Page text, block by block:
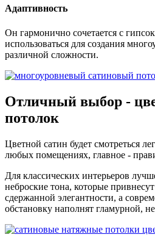
Адаптивность
Он гармонично сочетается с
использоваться для создания
различной сложности.
Отличный выбор -
потолок
Цветной сатин будет смотреться
любых помещениях, главное -
Для классических интерьеров
неброские тона, которые
сдержанной элегантности, а
обстановку наполнят гламурной,